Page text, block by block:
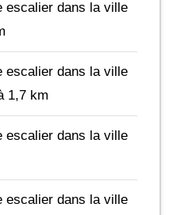
escalier dans la ville
escalier dans la ville
1,7 km
escalier dans la ville
escalier dans la ville